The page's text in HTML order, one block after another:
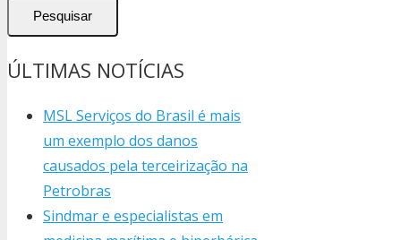
Pesquisar
ÚLTIMAS NOTÍCIAS
MSL Serviços do Brasil é mais
um exemplo dos danos
causados pela terceirização na
Petrobras
Sindmar e especialistas em